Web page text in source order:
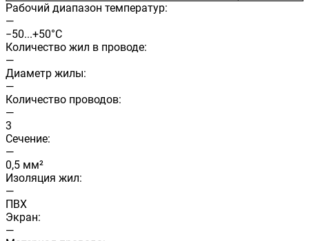
Рабочий диапазон температур:
—
−50...+50°С
Количество жил в проводе:
—
Диаметр жилы:
—
Количество проводов:
—
3
Сечение:
—
0,5 мм²
Изоляция жил:
—
ПВХ
Экран:
—